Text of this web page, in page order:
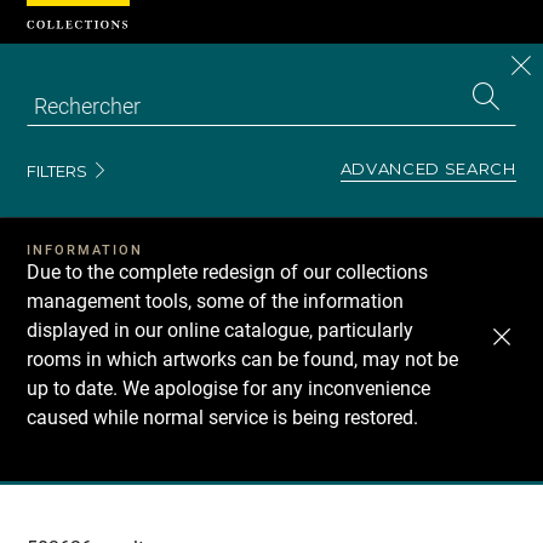
FILTERS ADVANCED SEARCH
INFORMATION
Due to the complete redesign of our collections
management tools, some of the information
displayed in our online catalogue, particularly
rooms in which artworks can be found, may not be
up to date. We apologise for any inconvenience
caused while normal service is being restored.
Recherche
Cookies management panel